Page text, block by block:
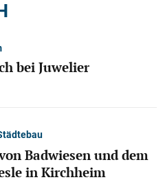
bei Juwelier
Badwiesen und dem
in Kirchheim